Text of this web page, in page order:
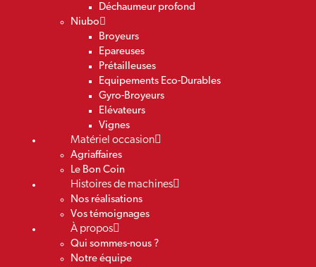
Déchaumeur profond
Niubo
Broyeurs
Epareuses
Prétailleuses
Equipements Eco-Durables
Gyro-Broyeurs
Elévateurs
Vignes
Matériel occasion
Agriaffaires
Le Bon Coin
Histoires de machines
Nos réalisations
Vos témoignages
À propos
Qui sommes-nous ?
Notre équipe